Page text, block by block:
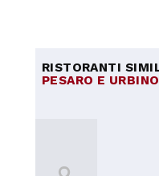
RISTORANTI
PESARO E URBINO